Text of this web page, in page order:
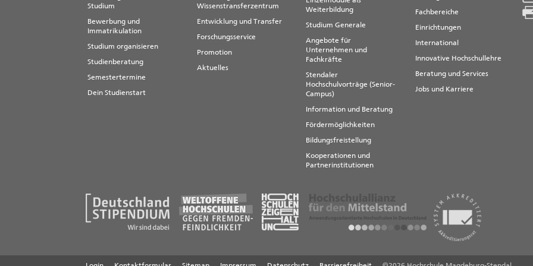
Studium
Bewerbung und
Immatrikulation
Studium organisieren
Studienberatung
Semestertermine
Dein Studienstart
Wissenstransferzentrum
Entwicklung und Transfer
Forschungsservice
Promotion
Aktuelles
Weiterbildung
Studium Generale
Angebote für
Unternehmen und
Fachkräfte
Stendaler
Hochschulvorträge (Senior-
Campus)
Information und Beratung
Fördermöglichkeiten
Bildungsfreistellung
Kooperationen und
Partnerinstitutionen
Fachbereiche
Einrichtungen
International
Innovative Hochschullehre
Beratung und Services
Jobs und Karriere